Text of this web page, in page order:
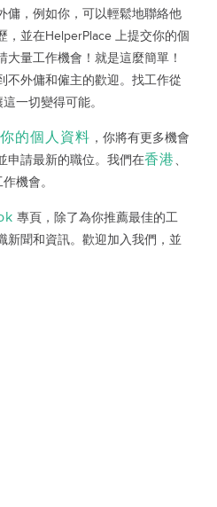
傭，例如你，可以輕鬆地聯絡他
，並在HelperPlace 上提交你的個
大量工作機會！就是這麼簡單！
不外傭和僱主的歡迎。找工作從
一切變得可能。
的個人資料 ，你將有更多機會
申請最新的職位。我們在香港、
機會。
專頁，除了為你推薦最佳的工
新聞和資訊。歡迎加入我們，並